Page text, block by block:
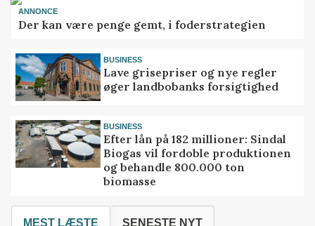
ANNONCE
Der kan være penge gemt, i foderstrategien
BUSINESS
Lave grisepriser og nye regler
øger landbobanks forsigtighed
BUSINESS
Efter lån på 182 millioner: Sindal
Biogas vil fordoble produktionen
og behandle 800.000 ton
biomasse
MEST LÆSTE SENESTE NYT